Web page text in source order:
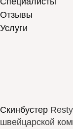
Отзывы
Услуги
Скинбустер
швейцарской